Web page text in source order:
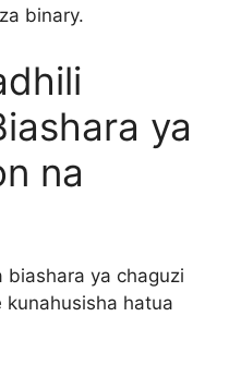
binary.
ya
na
biashara ya chaguzi
hatua